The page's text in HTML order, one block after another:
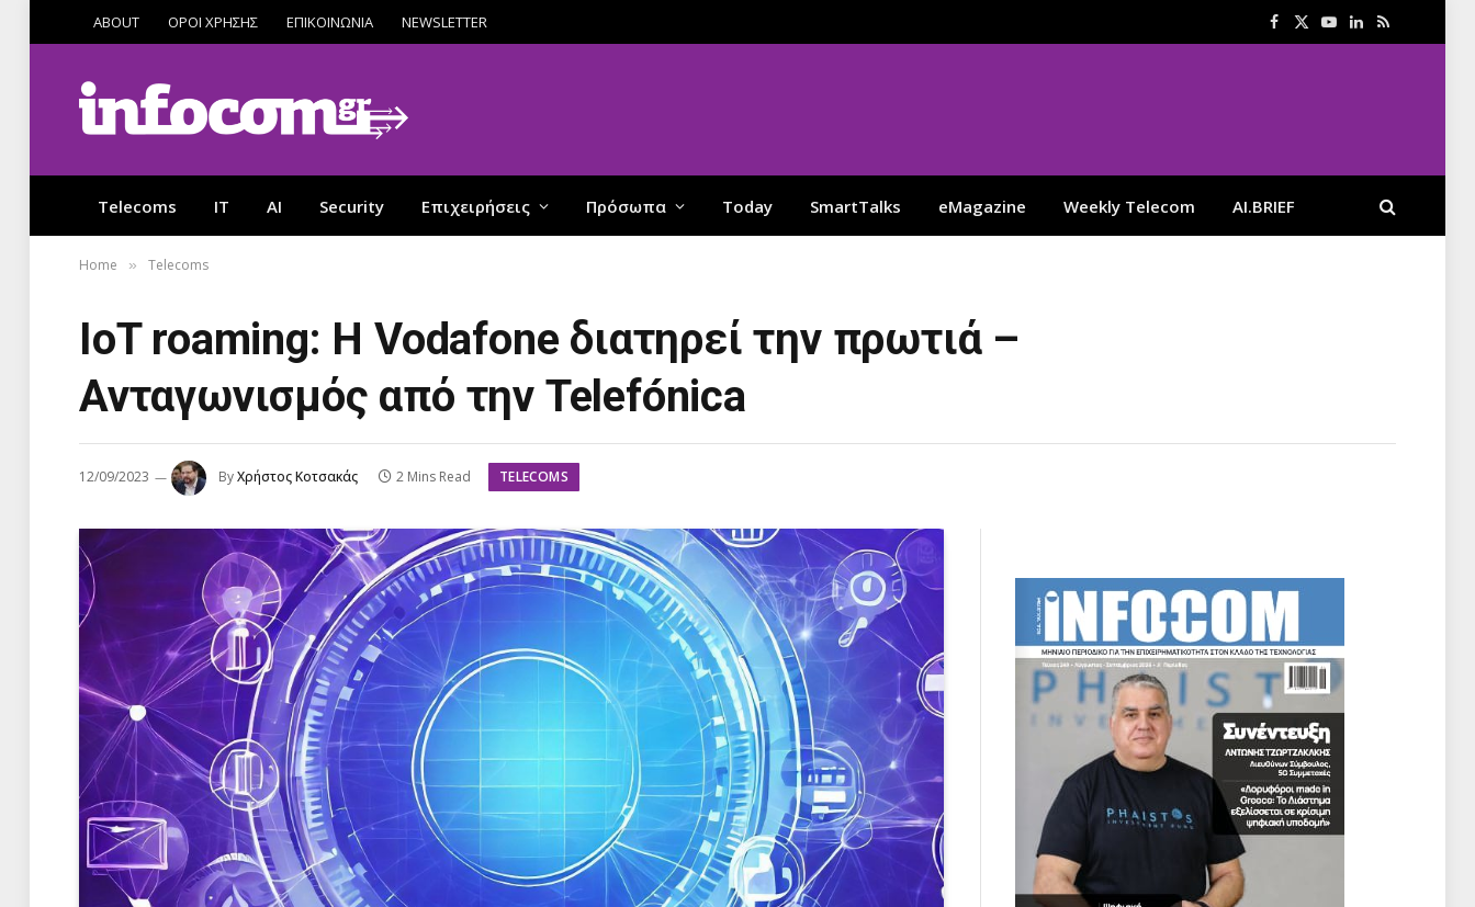
ABOUT ΟΡΟΙ ΧΡΗΣΗΣ ΕΠΙΚΟΙΝΩΝΙΑ NEWSLETTER Facebook
X
YouTube
LinkedIn
RSS
Telecoms IT AI Security Επιχειρήσεις Πρόσωπα Today SmartTalks eMagazine Weekly Telecom AI.BRIEF
Home » Telecoms
IoT roaming: Η Vodafone διατηρεί την πρωτιά –
Ανταγωνισμός από την Telefónica
12/09/2023 ByΧρήστος Κοτσακάς 2 Mins Read TELECOMS